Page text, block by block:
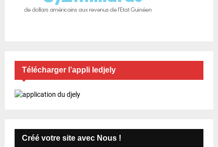
Télécharger l’appli ledjely
Créé votre site avec Nous !